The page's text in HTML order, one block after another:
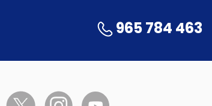
965 784 463